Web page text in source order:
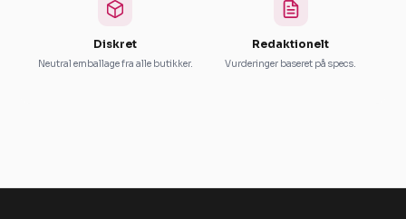
Diskret
Neutral emballage fra alle butikker.
Redaktionelt
Vurderinger baseret på specs.